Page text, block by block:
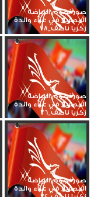
صور نجوم الرياضة
المصرية في عزاء والدة
زكريا ناصف_78
صور نجوم الرياضة
المصرية في عزاء والدة
زكريا ناصف_76
صور نجوم الرياضة
المصرية في عزاء والدة